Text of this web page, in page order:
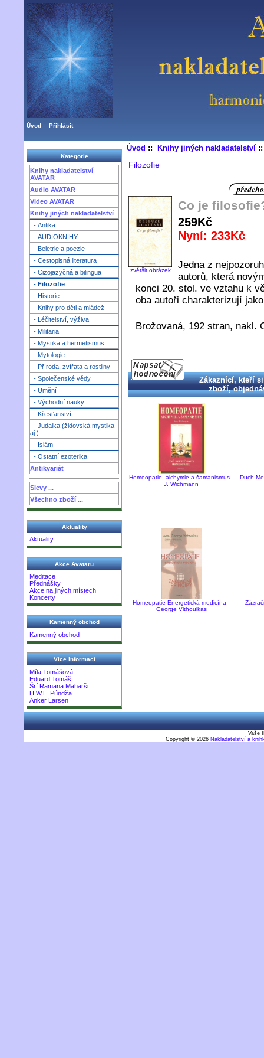
Úvod Přihlásit
Kategorie
Knihy nakladatelství
AVATAR
Audio AVATAR
Video AVATAR
Knihy jiných nakladatelství
- Antika
- AUDIOKNIHY
- Beletrie a poezie
- Cestopisná literatura
- Cizojazyčná a bilingua
- Filozofie
- Historie
- Knihy pro děti a mládež
- Léčitelství, výživa
- Militaria
- Mystika a hermetismus
- Mytologie
- Příroda, zvířata a rostliny
- Společenské vědy
- Umění
- Východní nauky
- Křesťanství
- Judaika (židovská mystika
aj.)
- Islám
- Ostatní ezoterika
Antikvariát
Slevy ...
Všechno zboží ...
Aktuality
Aktuality
Akce Avataru
Meditace
Přednášky
Akce na jiných místech
Koncerty
Kamenný obchod
Kamenný obchod
Více informací
Míla Tomášová
Eduard Tomáš
Šrí Ramana Maharši
H.W.L. Púndža
Anker Larsen
Úvod :: Knihy jiných nakladatelství
Filozofie
zvětšit obrázek
Co je
259Kč
Nyní: 233Kč
Jedna z
autorů, která
konci 20. stol. ve vztahu k
oba autoři charakterizují
Brožovaná, 192 stran, nakl.
Zákaznící, kteří
zboží,
Homeopatie, alchymie a šamanismus -
J. Wichmann
Duch
Homeopatie Energetická medicína -
George Vithoulkas
Vaše
Copyright © 2026 Nakladatelství a